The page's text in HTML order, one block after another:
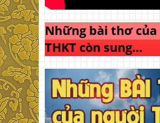
Những bài thơ
THKT còn sung…